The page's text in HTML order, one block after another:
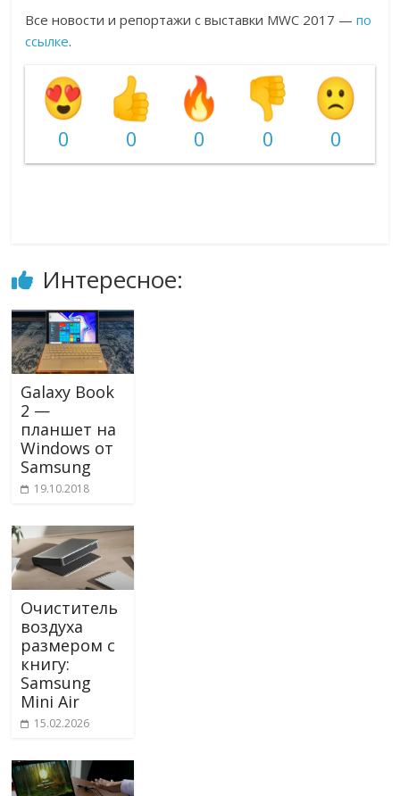
Все новости и репортажи с выставки MWC 2017 —по
ссылке.
0 0 0 0 0
Интересное:
Galaxy Book
2 —
планшет на
Windows от
Samsung
19.10.2018
Очиститель
воздуха
размером с
книгу:
Samsung
Mini Air
15.02.2026